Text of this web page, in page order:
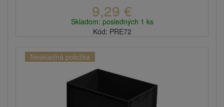
9,29 €
Skladom: posledných 1 ks
Kód: PRE72
Neskladná položka